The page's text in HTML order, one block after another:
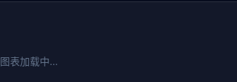
图表加载中…